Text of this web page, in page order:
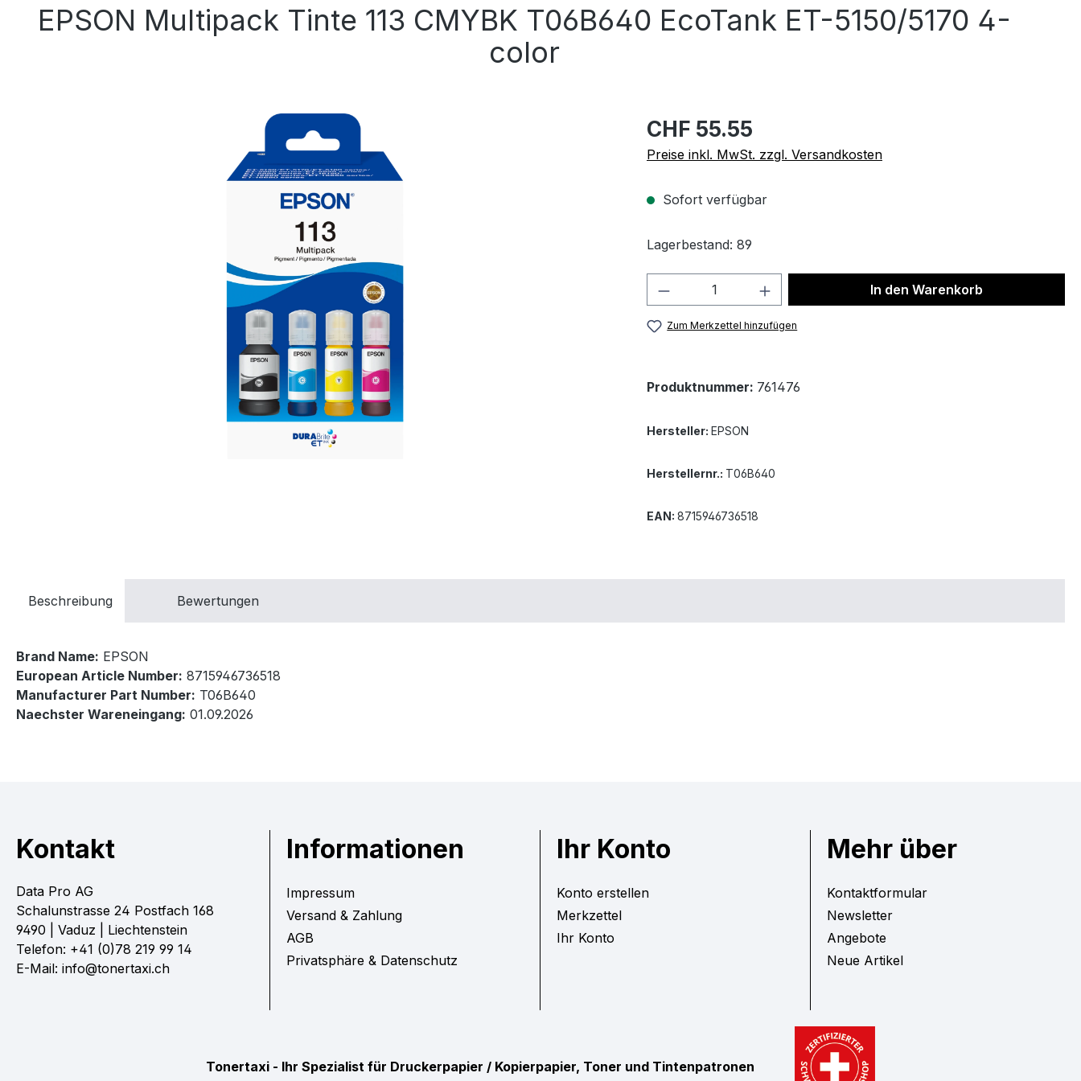
EPSON Multipack Tinte 113 CMYBK T06B640 EcoTank ET-5150/5170 4-
color
CHF 55.55
Preise inkl. MwSt. zzgl. Versandkosten
Sofort verfügbar
Lagerbestand: 89
Produkt Anzahl: Gib den gewünschten Wert
In den Warenkorb
Zum Merkzettel hinzufügen
Produktnummer: 761476
Hersteller: EPSON
Herstellernr.: T06B640
EAN: 8715946736518
Beschreibung Bewertungen
Brand Name: EPSON
European Article Number: 8715946736518
Manufacturer Part Number: T06B640
Naechster Wareneingang: 01.09.2026
Kontakt
Data Pro AG
Schalunstrasse 24 Postfach 168
9490 | Vaduz | Liechtenstein
Telefon: +41 (0)78 219 99 14
E-Mail: info@tonertaxi.ch
Informationen
Impressum
Versand & Zahlung
AGB
Privatsphäre & Datenschutz
Ihr Konto
Konto erstellen
Merkzettel
Ihr Konto
Mehr über
Kontaktformular
Newsletter
Angebote
Neue Artikel
Tonertaxi - Ihr Spezialist für Druckerpapier / Kopierpapier, Toner und Tintenpatronen